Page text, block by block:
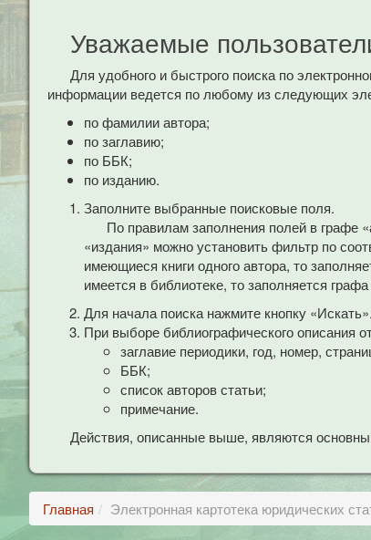
Уважаемые
Для удобного и быстрого поиска по
информации ведется по любому из следующих
по фамилии автора;
по заглавию;
по ББК;
по изданию.
Заполните выбранные поисковые поля.
По правилам заполнения полей в графе
«издания» можно установить фильтр по
имеющиеся книги одного автора, то
имеется в библиотеке, то заполняется графа
Для начала поиска нажмите кнопку «Искать».
При выборе библиографического описания
заглавие периодики, год, номер,
ББК;
список авторов статьи;
примечание.
Действия, описанные выше, являются
Главная Электронная картотека юридических